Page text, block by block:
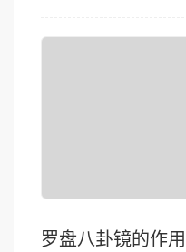
罗盘八卦镜的作